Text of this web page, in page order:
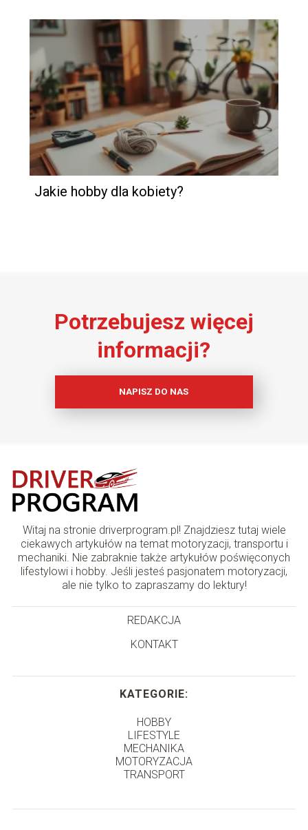
Jakie hobby dla kobiety?
Potrzebujesz więcej
informacji?
NAPISZ DO NAS
Witaj na stronie driverprogram.pl! Znajdziesz tutaj wiele
ciekawych artykułów na temat motoryzacji, transportu i
mechaniki. Nie zabraknie także artykułów poświęconych
lifestylowi i hobby. Jeśli jesteś pasjonatem motoryzacji,
ale nie tylko to zapraszamy do lektury!
REDAKCJA
KONTAKT
KATEGORIE:
HOBBY
LIFESTYLE
MECHANIKA
MOTORYZACJA
TRANSPORT